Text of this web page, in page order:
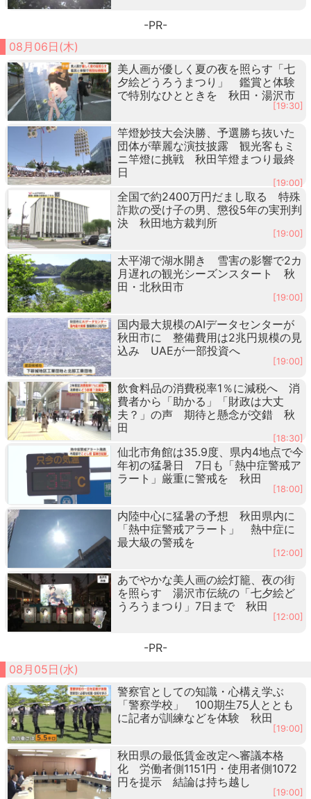
-PR-
08月06日(木)
美人画が優しく夏の夜を照らす「七
夕絵どうろうまつり」 鑑賞と体験
で特別なひとときを 秋田・湯沢市
[19:30]
竿燈妙技大会決勝、予選勝ち抜いた
団体が華麗な演技披露 観光客もミ
ニ竿燈に挑戦 秋田竿燈まつり最終
日
[19:00]
全国で約2400万円だまし取る 特殊
詐欺の受け子の男、懲役5年の実刑判
決 秋田地方裁判所
[19:00]
太平湖で湖水開き 雪害の影響で2カ
月遅れの観光シーズンスタート 秋
田・北秋田市
[19:00]
国内最大規模のAIデータセンターが
秋田市に 整備費用は2兆円規模の見
込み UAEが一部投資へ
[19:00]
飲食料品の消費税率1％に減税へ 消
費者から「助かる」「財政は大丈
夫？」の声 期待と懸念が交錯 秋
田
[18:30]
仙北市角館は35.9度、県内4地点で今
年初の猛暑日 7日も「熱中症警戒ア
ラート」厳重に警戒を 秋田
[18:00]
内陸中心に猛暑の予想 秋田県内に
「熱中症警戒アラート」 熱中症に
最大級の警戒を
[12:00]
あでやかな美人画の絵灯籠、夜の街
を照らす 湯沢市伝統の「七夕絵ど
うろうまつり」7日まで 秋田
[12:00]
-PR-
08月05日(水)
警察官としての知識・心構え学ぶ
「警察学校」 100期生75人ととも
に記者が訓練などを体験 秋田
[19:00]
秋田県の最低賃金改定へ審議本格
化 労働者側1151円・使用者側1072
円を提示 結論は持ち越し
[19:00]